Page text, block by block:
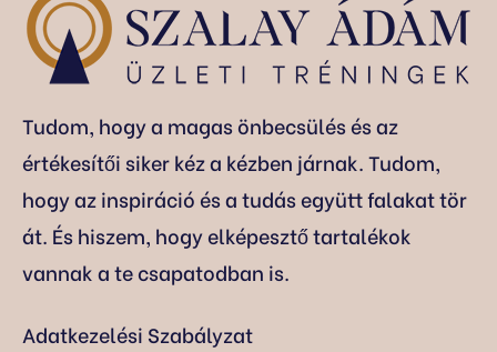
Tudom, hogy a magas önbecsülés és az
értékesítői siker kéz a kézben járnak. Tudom,
hogy az inspiráció és a tudás együtt falakat tör
át. És hiszem, hogy elképesztő tartalékok
vannak a te csapatodban is.
Adatkezelési Szabályzat